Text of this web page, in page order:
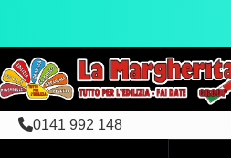
0141 992 148